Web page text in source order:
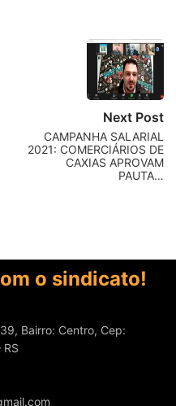
Next Post
CAMPANHA SALARIAL
2021: COMERCIÁRIOS DE
CAXIAS APROVAM
PAUTA…
o sindicato!
Bairro: Centro, Cep: